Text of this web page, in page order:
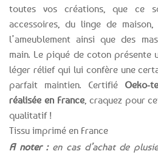
toutes vos créations, que ce
accessoires, du linge de
l’ameublement ainsi que des
main. Le piqué de coton présente
léger rélief qui lui confère une
parfait maintien. Certifié Oeko-
réalisée en France, craquez pour
qualitatif !
Tissu imprimé en France
A noter :en cas d’achat de